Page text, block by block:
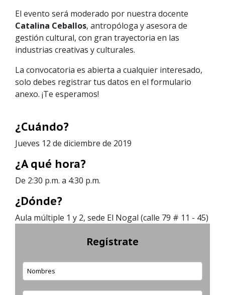
El evento será moderado por nuestra docente
Catalina Ceballos, antropóloga y asesora de
gestión cultural, con gran trayectoria en las
industrias creativas y culturales.
La convocatoria es abierta a cualquier interesado,
solo debes registrar tus datos en el formulario
anexo. ¡Te esperamos!
¿Cuándo?
Jueves 12 de diciembre de 2019
¿A qué hora?
De 2:30 p.m. a 4:30 p.m.
¿Dónde?
Aula múltiple 1 y 2, sede El Nogal (calle 79 # 11 - 45)
Regístrate
Nombres